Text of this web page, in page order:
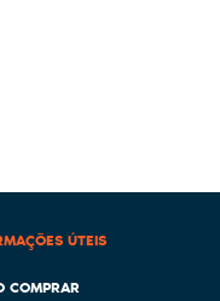
ÚTEIS
COMPRAR